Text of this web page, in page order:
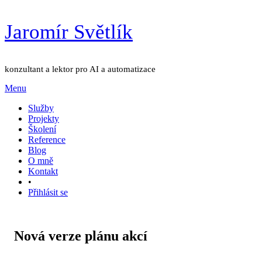
Přejít
k
Jaromír Světlík
konzultant a lektor pro AI a automatizace
Menu
Služby
Projekty
Školení
Reference
Blog
O mně
Kontakt
•
Přihlásit se
Nová verze plánu akcí